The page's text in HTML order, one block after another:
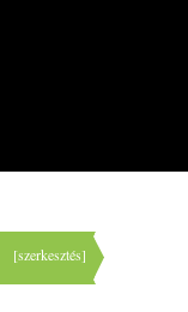
[szerkesztés]